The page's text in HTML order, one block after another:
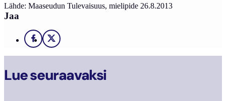
Lähde: Maaseudun Tulevaisuus, mielipide 26.8.2013
Jaa
Facebook
X
Lue seuraavaksi